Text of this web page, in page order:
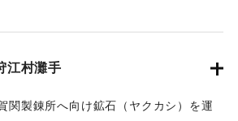
江村灘手
関製錬所へ向け鉱石（ヤクカシ）を運